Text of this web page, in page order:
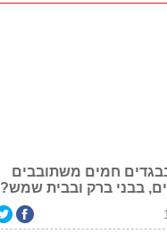
חמים משתובבים
בבני ברק ובבית שמש?